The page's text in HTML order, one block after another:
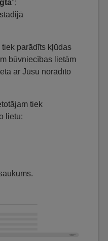
";
parādīts kļūdas
būvniecības lietām
ar Jūsu norādīto
tiek
lietu: